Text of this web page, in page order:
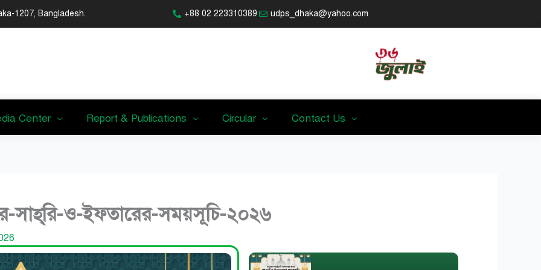
1207, Bangladesh. +88 02 223310389 udps_dhaka@yahoo.com
Center Report & Publications Circular Contact Us
সাহ্‌রি-ও-ইফতারের-সময়সূচি-২০২৬